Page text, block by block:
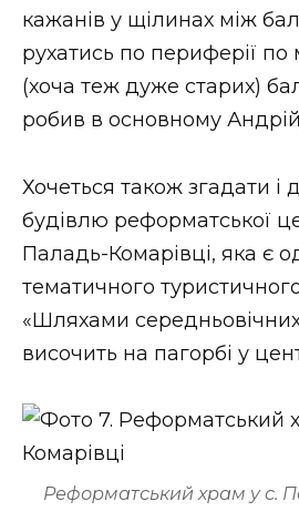
кажанів у щілинах між
рухатись по периферії по
(хоча теж дуже старих)
робив в основному
Хочеться також згадати і
будівлю реформатської
Паладь-Комарівці, яка є
тематичного
«Шляхами
височить на пагорбі у
Реформатський храм у с.